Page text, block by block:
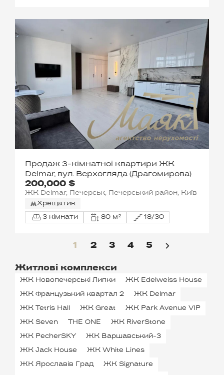
200,000 $
Продаж 3-кімнатної квартири ЖК
Delmar, вул. Верхогляда (Драгомирова)
ЖК Delmar, Печерськ, Печерський район, Київ
Хрещатик
3 кімнати 80 м² 18/30
1 2 3 4 5
Житлові комплекси
ЖК Новопечерські Липки ЖК Edelweiss House
ЖК Французький квартал 2 ЖК Delmar
ЖК Tetris Hall ЖК Great ЖК Park Avenue VIP
ЖК Seven THE ONE ЖК RiverStone
ЖК PecherSKY ЖК Варшавський-3
ЖК Jack House ЖК White Lines
ЖК Ярославів Град ЖК Signature